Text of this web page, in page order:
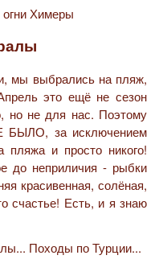
мы выбрались на пляж,
это ещё не сезон
но не для нас. Поэтому
за исключением
пляжа и просто никого!
неприличия - рыбки
красивенная, солёная,
счастье! Есть, и я знаю